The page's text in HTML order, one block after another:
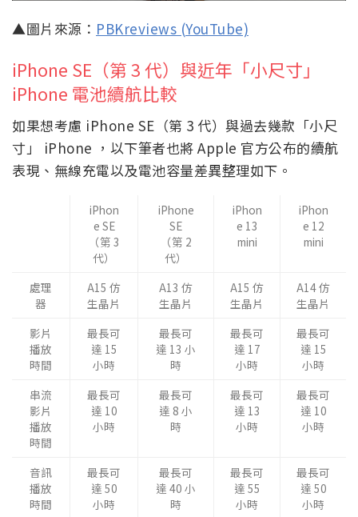
▲圖片來源： PBKreviews (YouTube)
iPhone SE（第 3 代）與近年「小尺寸」
iPhone 電池續航比較
如果想考慮 iPhone SE（第 3 代）與過去幾款「小尺
寸」 iPhone ，以下筆者也將 Apple 官方公布的續航
表現、無線充電以及電池容量差異整理如下。
iPhon
e SE
（第 3
代）
iPhone
SE
（第 2
代）
iPhon
e 13
mini
iPhon
e 12
mini
處理
器
A15 仿
生晶片
A13 仿
生晶片
A15 仿
生晶片
A14 仿
生晶片
影片
播放
時間
最長可
達 15
小時
最長可
達 13 小
時
最長可
達 17
小時
最長可
達 15
小時
串流
影片
播放
時間
最長可
達 10
小時
最長可
達 8 小
時
最長可
達 13
小時
最長可
達 10
小時
音訊
播放
時間
最長可
達 50
小時
最長可
達 40 小
時
最長可
達 55
小時
最長可
達 50
小時